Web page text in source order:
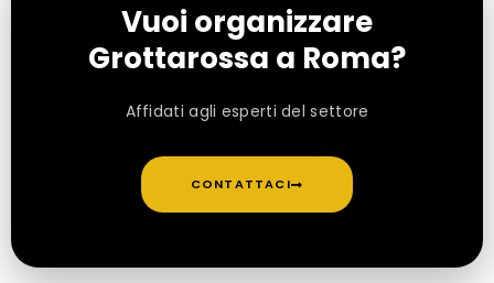
Vuoi organizzare
Grottarossa a Roma?
Affidati agli esperti del settore
CONTATTACI